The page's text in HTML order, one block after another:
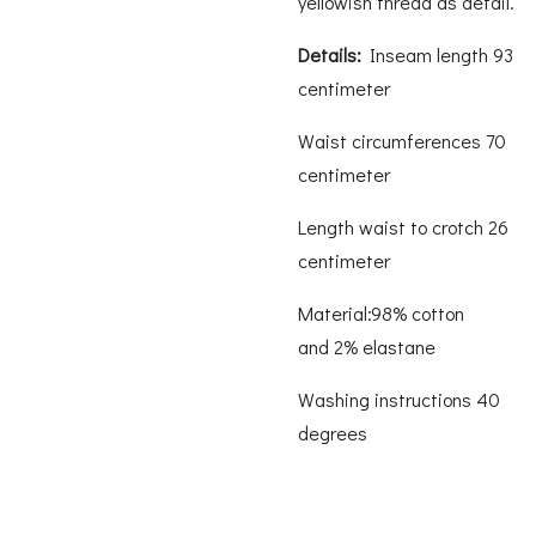
Details: Inseam length 93
centimeter
Waist circumferences 70
centimeter
Length waist to crotch 26
centimeter
Material:98% cotton
and 2% elastane
Washing instructions 40
degrees